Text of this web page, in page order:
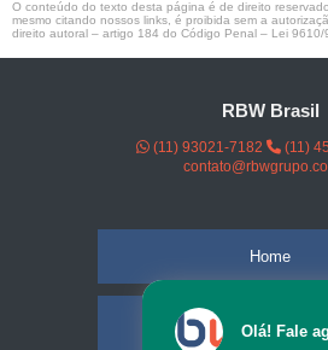
O conteúdo do texto desta página é de direito
mesmo citando nossos links, é proibida sem a
direito autoral – artigo 184 do Código Penal – Lei 9610/
RBW Brasil
(11) 93021-7182
(11)
Home
Empresa
Olá! Fale